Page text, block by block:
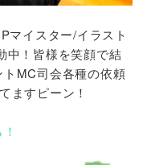
マイスター/イラスト
中！皆様を笑顔で結
MC司会各種の依頼
ますピーン！